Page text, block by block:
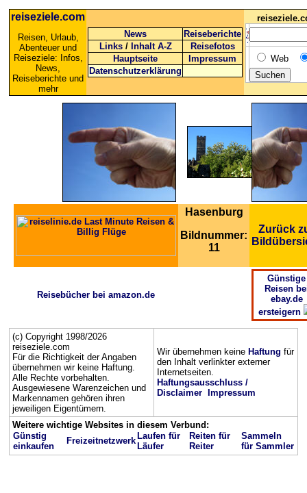
reiseziele.com
Reisen, Urlaub,
Abenteuer und
Reiseziele: Infos,
News,
Reiseberichte und
mehr
News
Reiseberichte
Links / Inhalt A-Z
Reisefotos
Hauptseite
Impressum
Datenschutzerklärung
Web
Hasenburg
Bildnummer:
11
Zurück
Reisebücher bei amazon.de
Günstige
Reisen
ebay.de
ersteigern
(c) Copyright 1998/2026
reiseziele.com
Für die Richtigkeit der Angaben
übernehmen wir keine Haftung.
Alle Rechte vorbehalten.
Ausgewiesene Warenzeichen und
Markennamen gehören ihren
jeweiligen Eigentümern.
Wir übernehmen keine Haftung für
den Inhalt verlinkter externer
Internetseiten.
Haftungsausschluss /
Disclaimer
Impressum
Weitere wichtige Websites in diesem Verbund:
Günstig
einkaufen
Freizeitnetzwerk Laufen für
Läufer
Reiten für
Reiter
Sammeln
für Sammler